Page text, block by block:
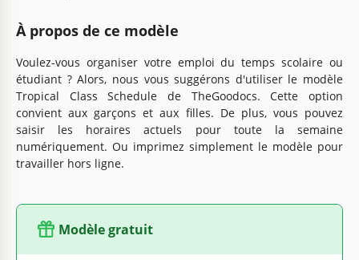
À propos de ce modèle
Voulez-vous organiser votre emploi du temps scolaire ou
étudiant ? Alors, nous vous suggérons d'utiliser le modèle
Tropical Class Schedule de TheGoodocs. Cette option
convient aux garçons et aux filles. De plus, vous pouvez
saisir les horaires actuels pour toute la semaine
numériquement. Ou imprimez simplement le modèle pour
travailler hors ligne.
Modèle gratuit